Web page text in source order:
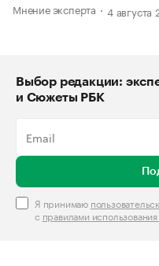
Мнение эксперта
4 августа
Выбор редакции:
и Сюжеты РБК
Я принимаю
с правилами